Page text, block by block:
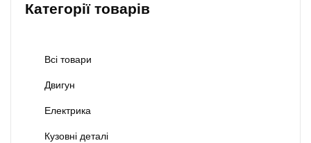
Категорії товарів
Всі товари
Двигун
Електрика
Кузовні деталі